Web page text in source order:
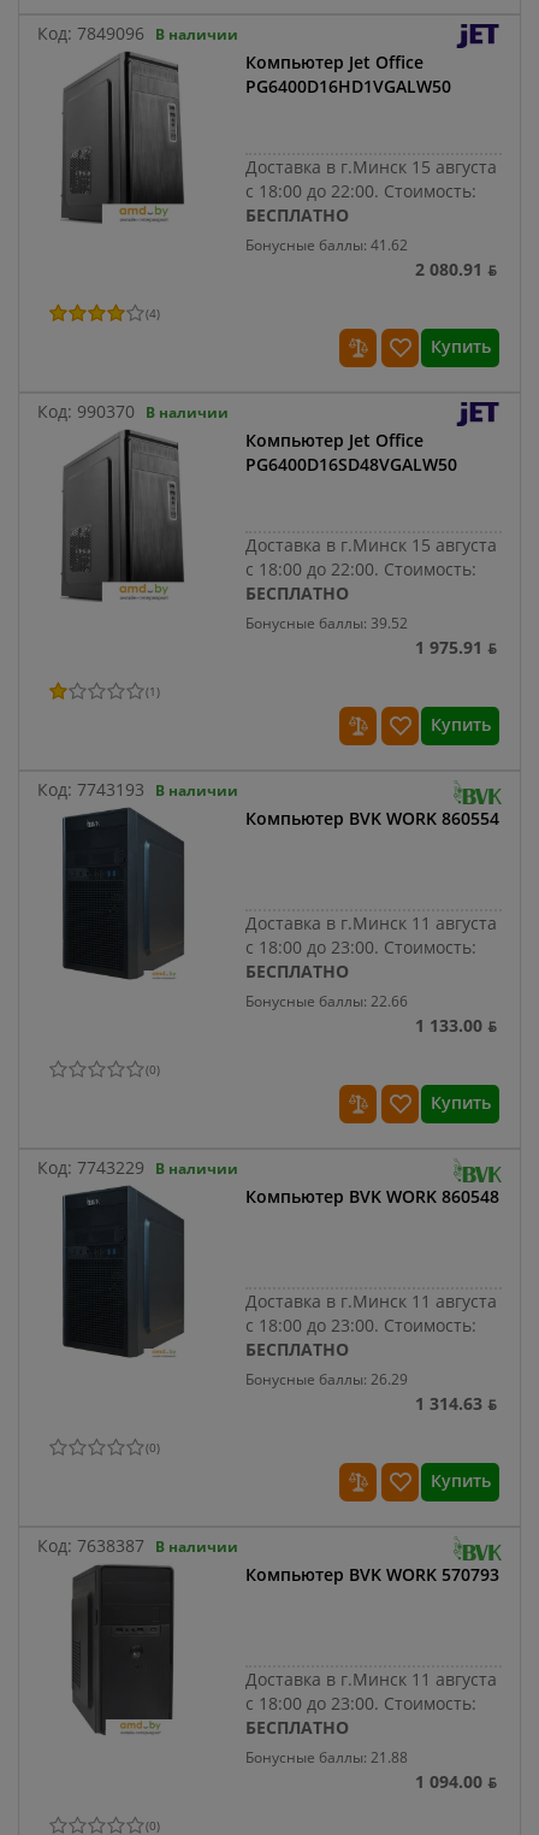
Код: 7849096 В наличии
Компьютер Jet Office
PG6400D16HD1VGALW50
Доставка в г.Минск 15 августа
с 18:00 до 22:00. Стоимость:
БЕСПЛАТНО
Бонусные баллы: 41.62
2 080.91 ƃ
(4)
Купить
Код: 990370 В наличии
Компьютер Jet Office
PG6400D16SD48VGALW50
Доставка в г.Минск 15 августа
с 18:00 до 22:00. Стоимость:
БЕСПЛАТНО
Бонусные баллы: 39.52
1 975.91 ƃ
(1)
Купить
Код: 7743193 В наличии
Компьютер BVK WORK 860554
Доставка в г.Минск 11 августа
с 18:00 до 23:00. Стоимость:
БЕСПЛАТНО
Бонусные баллы: 22.66
1 133.00 ƃ
(0)
Купить
Код: 7743229 В наличии
Компьютер BVK WORK 860548
Доставка в г.Минск 11 августа
с 18:00 до 23:00. Стоимость:
БЕСПЛАТНО
Бонусные баллы: 26.29
1 314.63 ƃ
(0)
Купить
Код: 7638387 В наличии
Компьютер BVK WORK 570793
Доставка в г.Минск 11 августа
с 18:00 до 23:00. Стоимость:
БЕСПЛАТНО
Бонусные баллы: 21.88
1 094.00 ƃ
(0)